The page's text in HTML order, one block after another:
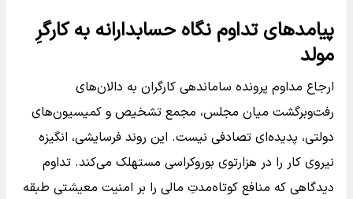
پیامدهای تداوم نگاه حسابدارانه به کارگرِ
مولد
ارجاع مداوم پرونده ساماندهی کارگران به دالان‌های
رفت‌وبرگشت میان مجلس، مجمع تشخیص و کمیسیون‌های
دولتی، پدیده‌ای تصادفی نیست. این روند فرسایشی، انگیزه
نیروی کار را در هزارتوی بوروکراسی مستهلک می‌کند. تداوم
دیدگاهی که منافع کوتاه‌مدتِ مالی را بر امنیت معیشتی طبقه